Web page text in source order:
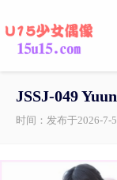
JSSJ-049
时间：发布于2026-7-5